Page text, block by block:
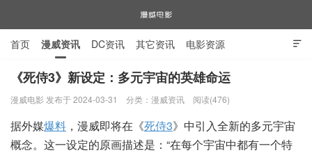

首页 漫威资讯 DC资讯 其它资讯 电影资源
电视剧资源 漫威图片
《死侍3》新设定：多元宇宙的英雄命运
漫威电影 发布于 2024-03-31 分类： 漫威资讯 阅读(476)
据外媒爆料 ，漫威即将在《死侍3》中引入全新的多元宇宙
概念。这一设定的原画描述是：“在每个宇宙中都有一个特